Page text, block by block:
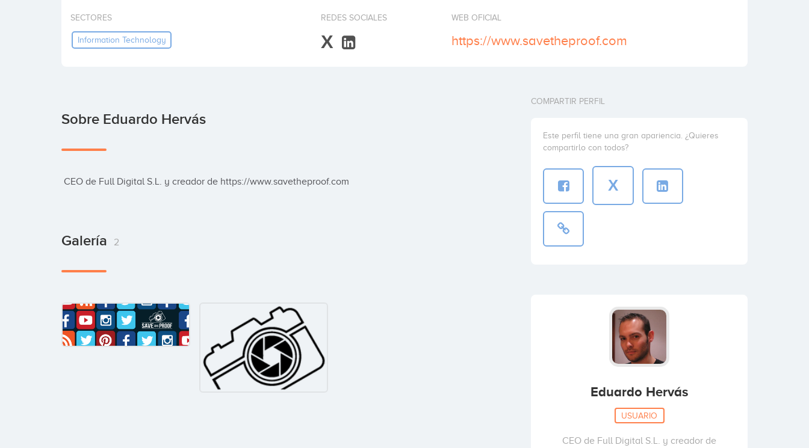
SECTORES
Information Technology
REDES SOCIALES
X
WEB OFICIAL
https://www.savetheproof.com
Sobre Eduardo Hervás
CEO de Full Digital S.L. y creador de https://www.savetheproof.com
Galería 2
COMPARTIR PERFIL
Este perfil tiene una gran apariencia. ¿Quieres
compartirlo con todos?
X
Eduardo Hervás
USUARIO
CEO de Full Digital S.L. y creador de